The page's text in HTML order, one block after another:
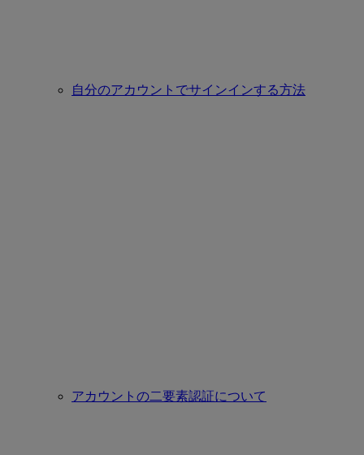
自分のアカウントでサインインする方法
アカウントの二要素認証について